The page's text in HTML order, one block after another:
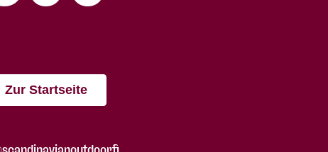
Zur Startseite